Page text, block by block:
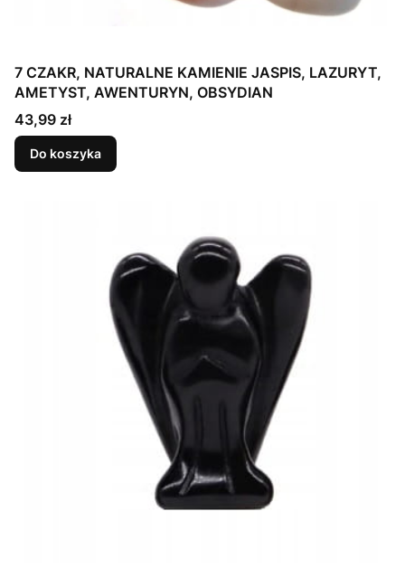
7 CZAKR, NATURALNE KAMIENIE JASPIS, LAZURYT,
AMETYST, AWENTURYN, OBSYDIAN
Cena
43,99 zł
Do koszyka